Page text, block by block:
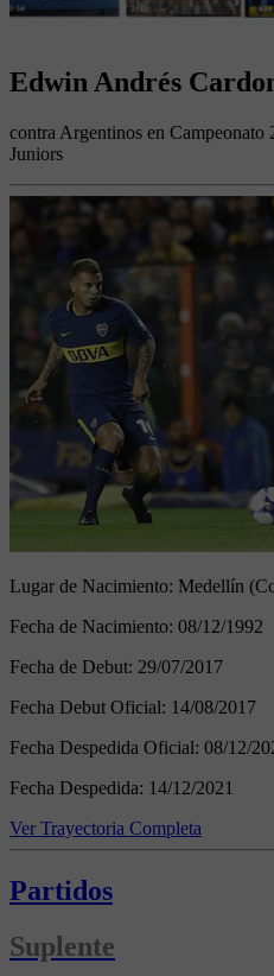
Edwin Andrés
contra Argentinos en Campeonato
Juniors
Lugar de Nacimiento: Medellín
Fecha de Nacimiento: 08/12/1992
Fecha de Debut: 29/07/2017
Fecha Debut Oficial: 14/08/2017
Fecha Despedida Oficial: 08/12/
Fecha Despedida: 14/12/2021
Ver Trayectoria Completa
Partidos
Suplente